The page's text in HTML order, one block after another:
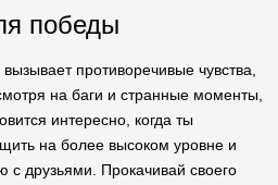
победы
противоречивые чувства,
на баги и странные моменты,
интересно, когда ты
на более высоком уровне и
с друзьями. Прокачивай своего